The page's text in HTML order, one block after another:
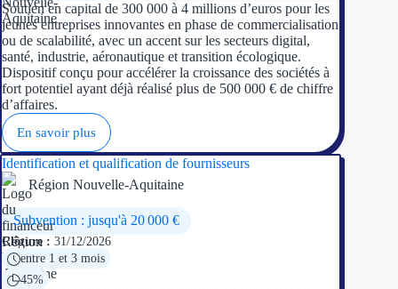
Soutien en capital de 300 000 à 4 millions d’euros pour les
jeunes entreprises innovantes en phase de commercialisation
ou de scalabilité, avec un accent sur les secteurs digital,
santé, industrie, aéronautique et transition écologique.
Dispositif conçu pour accélérer la croissance des sociétés à
fort potentiel ayant déjà réalisé plus de 500 000 € de chiffre
d’affaires.
En savoir plus
Identification et qualification de fournisseurs
Région Nouvelle-Aquitaine
Subvention : jusqu'à 20 000 €
Clôture : 31/12/2026
entre 1 et 3 mois
45%